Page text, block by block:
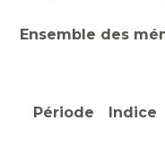
Ensemble des
Période Indice